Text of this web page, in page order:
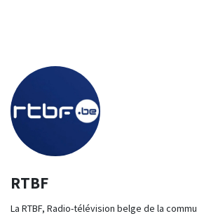
RTBF
La RTBF, Radio-télévision belge de la